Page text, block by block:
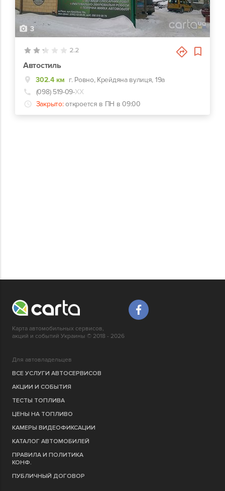
3
2.2
Автостиль
302.4 км г. Ровно, Крейдяна вулиця, 19а
(098) 519-09-ХХ
Закрыто: откроется в ПН в 09:00
Карта автомобильных сервисов,
акций и событий Украины © 2018 - 2026
Для автовладельцев
ВСЕ УСЛУГИ АВТОСЕРВИСОВ
АКЦИИ И СОБЫТИЯ
ТЕСТЫ ТОПЛИВА
ЦЕНЫ НА ТОПЛИВО
КАМЕРЫ ВИДЕОФИКСАЦИИ
КАТАЛОГ АВТОМОБИЛЕЙ
ПРАВИЛА И ПОЛИТИКА
КОНФ.
ПУБЛИЧНЫЙ ДОГОВОР